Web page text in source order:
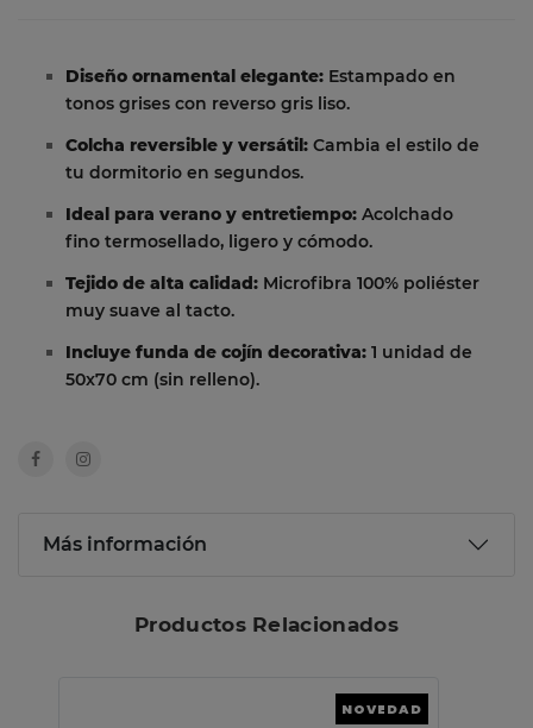
Diseño ornamental elegante: Estampado en
tonos grises con reverso gris liso.
Colcha reversible y versátil: Cambia el estilo de
tu dormitorio en segundos.
Ideal para verano y entretiempo: Acolchado
fino termosellado, ligero y cómodo.
Tejido de alta calidad: Microfibra 100% poliéster
muy suave al tacto.
Incluye funda de cojín decorativa: 1 unidad de
50x70 cm (sin relleno).
Más información
Productos Relacionados
NOVEDAD